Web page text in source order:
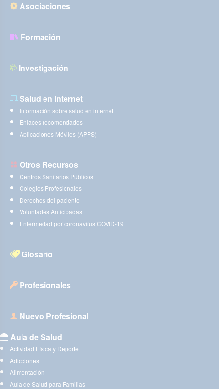
Asociaciones
Formación
Investigación
Salud en Internet
Información sobre salud en internet
Enlaces recomendados
Aplicaciones Móviles (APPS)
Otros Recursos
Centros Sanitarios Públicos
Colegios Profesionales
Derechos del paciente
Voluntades Anticipadas
Enfermedad por coronavirus COVID-19
Glosario
Profesionales
Nuevo Profesional
Aula de Salud
Actividad Física y Deporte
Adicciones
Alimentación
Aula de Salud para Familias